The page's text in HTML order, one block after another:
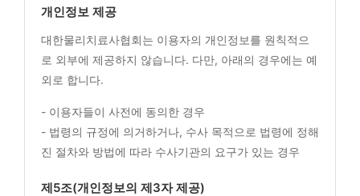
개인정보 제공
대한물리치료사협회는 이용자의 개인정보를 원칙적으
로 외부에 제공하지 않습니다. 다만, 아래의 경우에는 예
외로 합니다.
- 이용자들이 사전에 동의한 경우
- 법령의 규정에 의거하거나, 수사 목적으로 법령에 정해
진 절차와 방법에 따라 수사기관의 요구가 있는 경우
제5조(개인정보의 제3자 제공)